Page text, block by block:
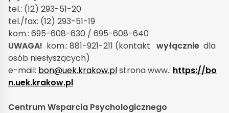
tel.: (12) 293-51-20
tel./fax: (12) 293-51-19
kom.: 695-608-630 / 695-608-640
UWAGA! kom.: 881-921-211 (kontakt wyłącznie dla
osób niesłyszących)
e-mail: bon@uek.krakow.plstrona www.: https://bo
n.uek.krakow.pl
Centrum Wsparcia Psychologicznego